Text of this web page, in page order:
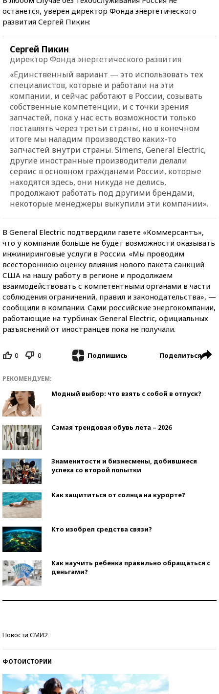
останется, уверен директор Фонда энергетического
развития Сергей Пикин:
Сергей Пикин
директор Фонда энергетического развития
«Единственный вариант — это использовать тех
специалистов, которые и работали на эти
компании, и сейчас работают в России, созывать
собственные компетенции, и с точки зрения
запчастей, пока у нас есть возможности только
поставлять через третьи страны, но в конечном
итоге мы наладим производство каких-то
запчастей внутри страны. Simens, General Electric,
другие иностранные производители делали
сервис в основном гражданами России, которые
находятся здесь, они никуда не делись,
продолжают работать под другими брендами,
некоторые менеджеры выкупили эти компании».
В General Electric подтвердили газете «Коммерсантъ»,
что у компании больше не будет возможности оказывать
инжиниринговые услуги в России. «Мы проводим
всестороннюю оценку влияния нового пакета санкций
США на нашу работу в регионе и продолжаем
взаимодействовать с компетентными органами в части
соблюдения ограничений, правил и законодательства», —
сообщили в компании. Сами российские энергокомпании,
работающие на турбинах General Electric, официальных
разъяснений от иностранцев пока не получали.
0 0 Подпишись Поделиться
РЕКОМЕНДУЕМ:
Модный выбор: что взять с собой в отпуск?
Самая трендовая обувь лета – 2026
Знаменитости и бизнесмены, добившиеся
успеха со второй попытки
Как защититься от солнца на курорте?
Кто изобрел средства связи?
Как научить ребенка правильно обращаться с
деньгами?
Новости СМИ2
ФОТОИСТОРИИ